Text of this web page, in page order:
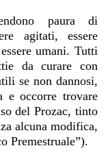
paura di
agitati, essere
umani. Tutti
da curare con
se non dannosi,
e occorre trovare
del Prozac, tinto
alcuna modifica,
Premestruale”).